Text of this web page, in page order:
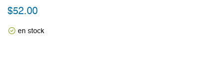
$52.00
en stock